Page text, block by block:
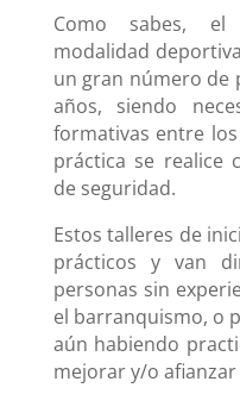
Como sabes, el
modalidad
un gran número de
años, siendo
formativas entre
práctica se realice
de seguridad.
Estos talleres de
prácticos y van
personas sin
el barranquismo, o
aún habiendo
mejorar y/o